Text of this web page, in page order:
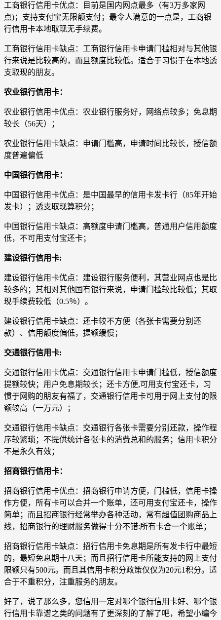
工商银行信用卡优点：目前是国内网点最多（有3万多家网
点)；支持支付宝无限额支付；最令人满意的一点是，工商银
行信用卡本地取现无手续费。
工商银行信用卡缺点：工商银行信用卡申请门槛相对与其他银
行来说是比较高的，而且额度比较低。适合于习惯于在本地透
支取现的朋友。
农业银行信用卡：
农业银行信用卡优点：农业银行服务好，网络点较多；免息期
较长（56天）；
农业银行信用卡缺点：申请门槛高，申请时间比较长，授信额
度普遍偏低
中国银行信用卡：
中国银行信用卡优点：是中国最早的信用卡发卡行（85年开始
发卡）；透支取现算积分；
中国银行信用卡缺点：高额度申请门槛高，普通用户信用额度
低，不可用支付宝还卡；
建设银行信用卡:
建设银行信用卡优点：建设银行服务便利，其营业网点也是比
较多的；其相对其他国有银行来说，申请门槛较比较低；其取
现手续费较低（0.5％）。
建设银行信用卡缺点：还卡较不方便（各张卡需要分别还
款）、信用额度偏低，提额缓慢；
交通银行信用卡:
交通银行信用卡优点：交通银行信用卡申请门槛低，授信额度
提额较快；用户免息期较长；还卡方便,可用支付宝还卡，习
惯于网购的朋友有福了，交通银行信用卡可用于网上支付的限
额较高（一万元）；
交通银行信用卡缺点：交通银行各张卡需要分别还款，操作程
序较繁琐；不提供统计各张卡的消费总和的服务；信用卡积分
不是永久有效；
招商银行信用卡：
招商银行信用卡优点：招商银行申请方便，门槛低，信用卡操
作方便，所有卡可以合并一个账单，还可用支付宝还卡，操作
简单；而且招商银行经常举办各种活动，常有超值团购商品上
线，招商银行的理财服务做得十分不错:所有卡合一个账单；
招商银行信用卡缺点：招行信用卡免息期是所有发卡行中最短
的，最短免息期十八天；而且招行信用卡所能支持的网上支付
限额只有500元。而且其信用卡积分政策仅仅为20元1积分。适
合于不重积分，注重服务的朋友。
好了，说了那么多，您信用一定对哪个银行信用卡好、哪个银
行信用卡靠谱之类的问题有了更深刻的了解了吧，希望小编今